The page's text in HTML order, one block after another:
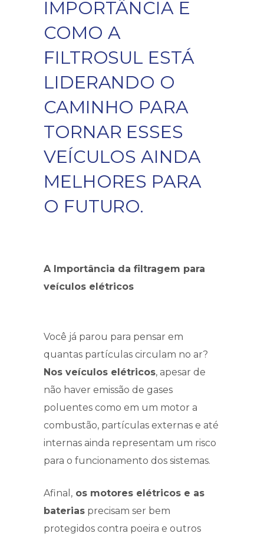
IMPORTÂNCIA E
COMO A
FILTROSUL ESTÁ
LIDERANDO O
CAMINHO PARA
TORNAR ESSES
VEÍCULOS AINDA
MELHORES PARA
O FUTURO.
A Importância da filtragem para
veículos elétricos
Você já parou para pensar em
quantas partículas circulam no ar?
Nos veículos elétricos, apesar de
não haver emissão de gases
poluentes como em um motor a
combustão, partículas externas e até
internas ainda representam um risco
para o funcionamento dos sistemas.
Afinal, os motores elétricos e as
baterias precisam ser bem
protegidos contra poeira e outros